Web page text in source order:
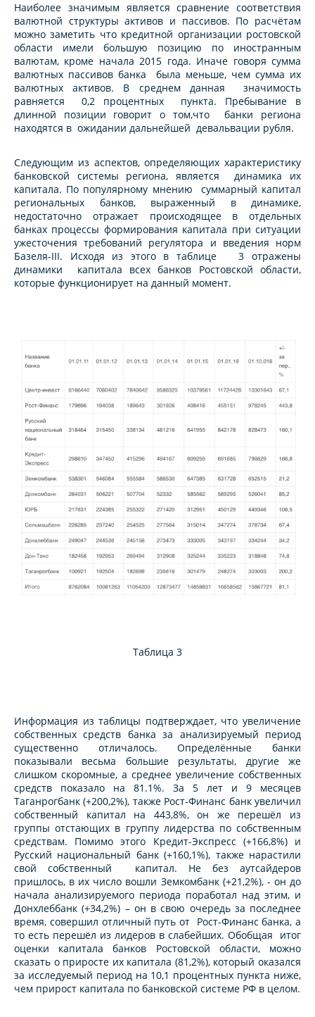
Наиболее значимым является сравнение соответствия
валютной структуры активов и пассивов. По расчётам
можно заметить что кредитной организации ростовской
области имели большую позицию по иностранным
валютам, кроме начала 2015 года. Иначе говоря сумма
валютных пассивов банка была меньше, чем сумма их
валютных активов. В среднем данная значимость
равняется 0,2 процентных пункта. Пребывание в
длинной позиции говорит о том,что банки региона
находятся в ожидании дальнейшей девальвации рубля.
Следующим из аспектов, определяющих характеристику
банковской системы региона, является динамика их
капитала. По популярному мнению суммарный капитал
региональных банков, выраженный в динамике,
недостаточно отражает происходящее в отдельных
банках процессы формирования капитала при ситуации
ужесточения требований регулятора и введения норм
Базеля-III. Исходя из этого в таблице 3 отражены
динамики капитала всех банков Ростовской области,
которые функционирует на данный момент.
Таблица 3
Информация из таблицы подтверждает, что увеличение
собственных средств банка за анализируемый период
существенно отличалось. Определённые банки
показывали весьма большие результаты, другие же
слишком скоромные, а среднее увеличение собственных
средств показало на 81.1%. За 5 лет и 9 месяцев
Таганрогбанк (+200,2%), также Рост-Финанс банк увеличил
собственный капитал на 443,8%, он же перешёл из
группы отстающих в группу лидерства по собственным
средствам. Помимо этого Кредит-Экспресс (+166,8%) и
Русский национальный банк (+160,1%), также нарастили
свой собственный капитал. Не без аутсайдеров
пришлось, в их число вошли Земкомбанк (+21,2%), - он до
начала анализируемого периода поработал над этим, и
Донхлеббанк (+34,2%) – он в свою очередь за последнее
время, совершил отличный путь от Рост-Финанс банка, а
то есть перешёл из лидеров в слабейших. Обобщая итог
оценки капитала банков Ростовской области, можно
сказать о приросте их капитала (81,2%), который оказался
за исследуемый период на 10,1 процентных пункта ниже,
чем прирост капитала по банковской системе РФ в целом.